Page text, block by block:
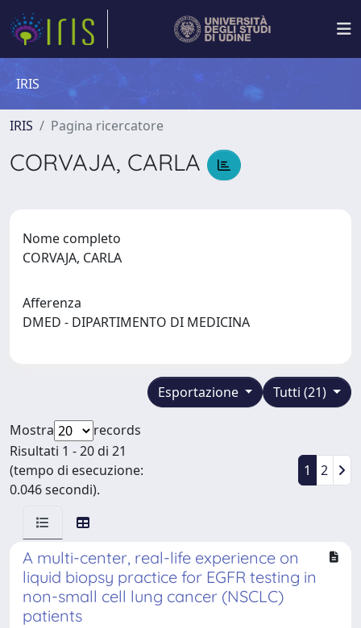
IRIS
IRIS Pagina ricercatore
CORVAJA, CARLA
Nome completo
CORVAJA, CARLA
Afferenza
DMED - DIPARTIMENTO DI MEDICINA
Tutti (21)
Esportazione
Mostra
records
Risultati 1 - 20 di 21
(tempo di esecuzione:
0.046 secondi).
1 2
A multi-center, real-life experience on
liquid biopsy practice for EGFR testing in
non-small cell lung cancer (NSCLC)
patients